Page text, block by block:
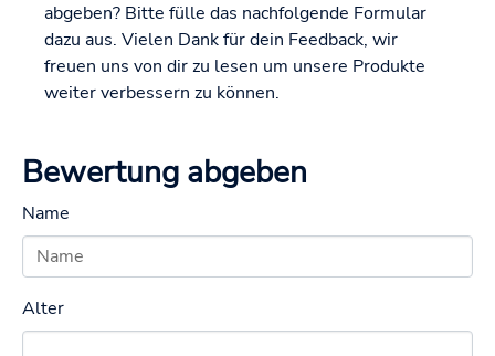
abgeben? Bitte fülle das nachfolgende Formular
dazu aus. Vielen Dank für dein Feedback, wir
freuen uns von dir zu lesen um unsere Produkte
weiter verbessern zu können.
Bewertung abgeben
Name
Alter